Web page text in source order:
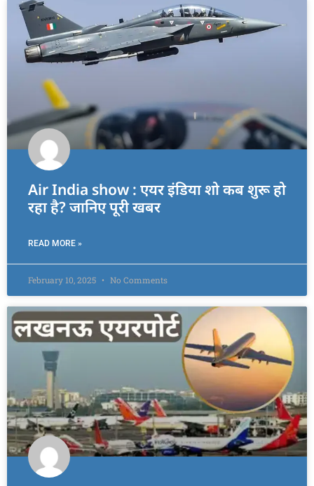
Air India show : एयर इंडिया शो कब शुरू हो
रहा है? जानिए पूरी खबर
READ MORE »
February 10, 2025 No Comments